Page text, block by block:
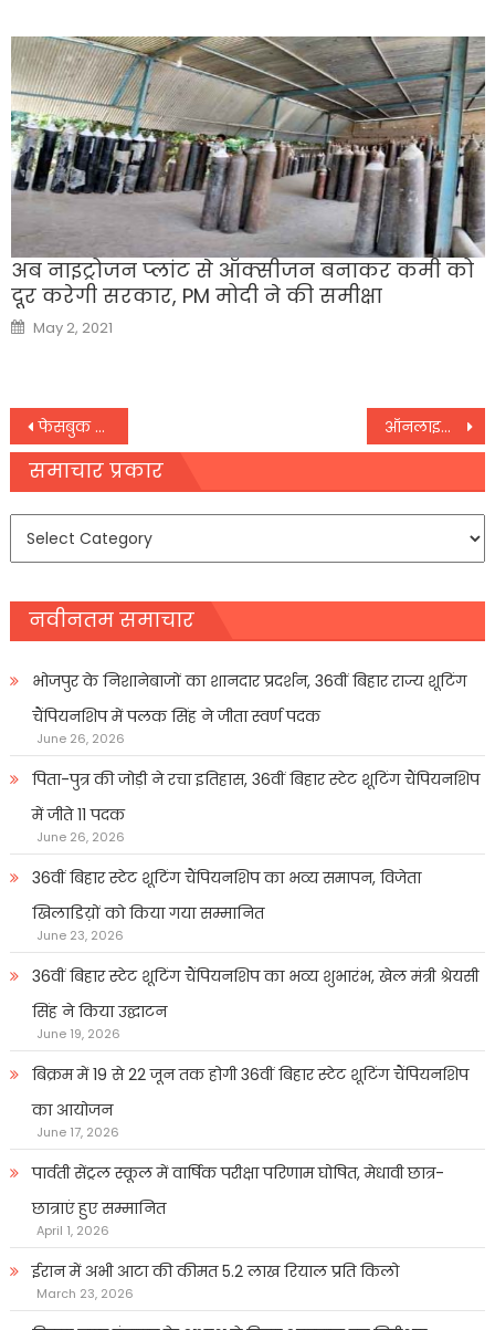
अब नाइट्रोजन प्‍लांट से ऑक्‍सीजन बनाकर कमी को
दूर करेगी सरकार, PM मोदी ने की समीक्षा
Posted
on
May 2, 2021
Post
navigation
फेसबुक और ट्विटर पर बैन की अटकलों ने बीच सोशल मीडिया पर ट्रेंड हुआ Orkut, ऑनलाइन फार्मेसी फार्मईजी ने मेडलाइफ को खरीदा, लाएगी 3700 करोड़ रुपये का आईपीओ
समाचार प्रकार
समाचार
नवीनतम समाचार
भोजपुर के निशानेबाजों का शानदार प्रदर्शन, 36वीं बिहार राज्य शूटिंग
चैंपियनशिप में पलक सिंह ने जीता स्वर्ण पदक
June 26, 2026
पिता-पुत्र की जोड़ी ने रचा इतिहास, 36वीं बिहार स्टेट शूटिंग चैंपियनशिप
में जीते 11 पदक
June 26, 2026
36वीं बिहार स्टेट शूटिंग चैंपियनशिप का भव्य समापन, विजेता
खिलाडिय़ों को किया गया सम्मानित
June 23, 2026
36वीं बिहार स्टेट शूटिंग चैंपियनशिप का भव्य शुभारंभ, खेल मंत्री श्रेयसी
सिंह ने किया उद्घाटन
June 19, 2026
बिक्रम में 19 से 22 जून तक होगी 36वीं बिहार स्टेट शूटिंग चैंपियनशिप
का आयोजन
June 17, 2026
पार्वती सेंट्रल स्कूल में वार्षिक परीक्षा परिणाम घोषित, मेधावी छात्र-
छात्राएं हुए सम्मानित
April 1, 2026
ईरान में अभी आटा की कीमत 5.2 लाख रियाल प्रति किलो
March 23, 2026